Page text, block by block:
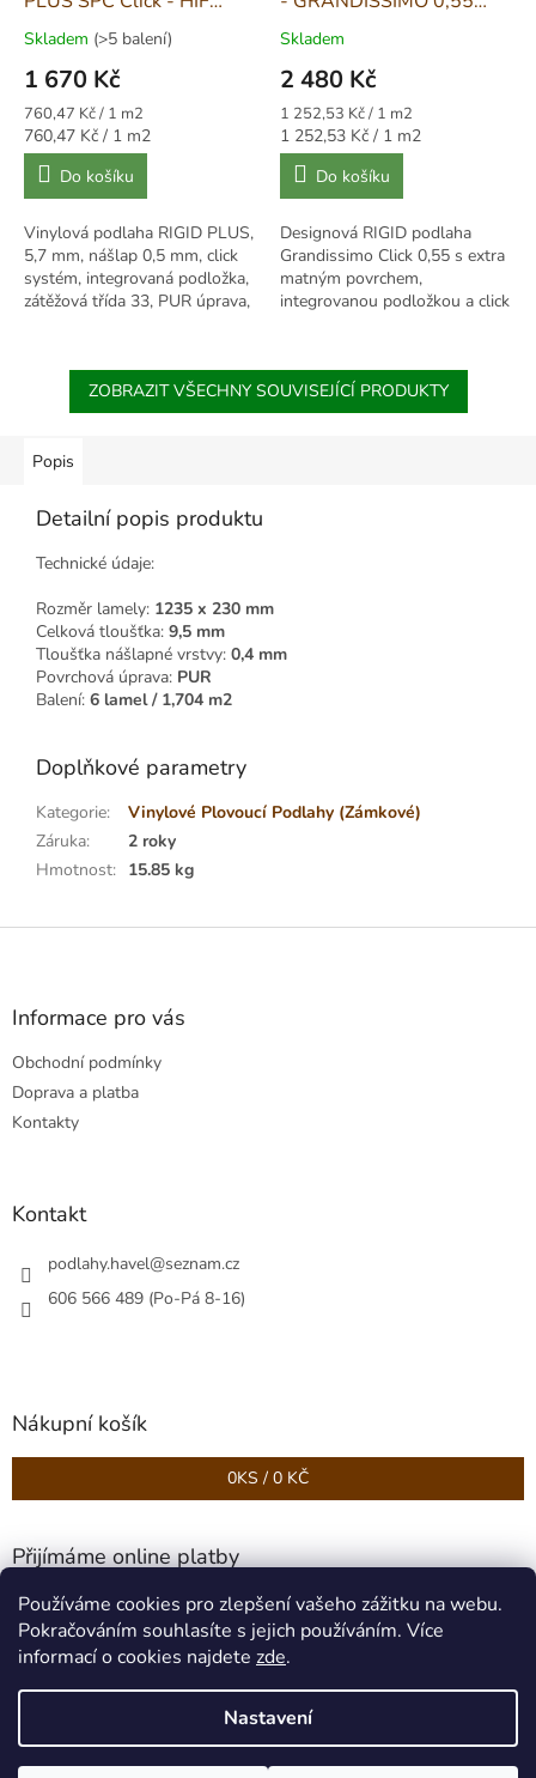
Používáme cookies pro zlepšení vašeho zážitku na webu.
Pokračováním souhlasíte s jejich používáním. Více
informací o cookies najdete zde.
Nastavení
1742
Skladem (>5 balení)
1 670 Kč
Měrná
cena:
760,47 Kč / 1 m2
Měrná
cena:
760,47 Kč / 1 m2
Do košíku
Vinylová podlaha RIGID PLUS,
5,7 mm, nášlap 0,5 mm, click
systém, integrovaná podložka,
zátěžová třída 33, PUR úprava,
RIGID CLICK - 99932
Alpine Oak
Skladem
2 480 Kč
Měrná
cena:
1 252,53 Kč / 1 m2
Měrná
cena:
1 252,53 Kč / 1 m2
Do košíku
Designová RIGID podlaha
Grandissimo Click 0,55 s extra
matným povrchem,
integrovanou podložkou a click
ZOBRAZIT VŠECHNY SOUVISEJÍCÍ PRODUKTY
Popis
Detailní popis produktu
Technické údaje:
Rozměr lamely: 1235 x 230 mm
Celková tloušťka: 9,5 mm
Tloušťka nášlapné vrstvy: 0,4 mm
Povrchová úprava: PUR
Balení: 6 lamel / 1,704 m2
Doplňkové parametry
Kategorie:
Vinylové Plovoucí Podlahy (Zámkové)
Záruka:
2 roky
Hmotnost: 15.85 kg
Z
Informace pro vás
Obchodní podmínky
Doprava a platba
Kontakty
Kontakt
podlahy.havel@seznam.cz
606 566 489 (Po-Pá 8-16)
Nákupní košík
0KS / 0 KČ
Přijímáme online platby
Vytvořil Shoptet